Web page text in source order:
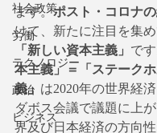
社会政策
労働
テクノロジー
政治
ビジネス
ます。ポスト・コロナ
けて、新たに注目を集
「新しい資本主義」 です
本主義」＝「ステーク
義」 は2020年の世界経
ダボス会議で議題に上
界及び日本経済の方向